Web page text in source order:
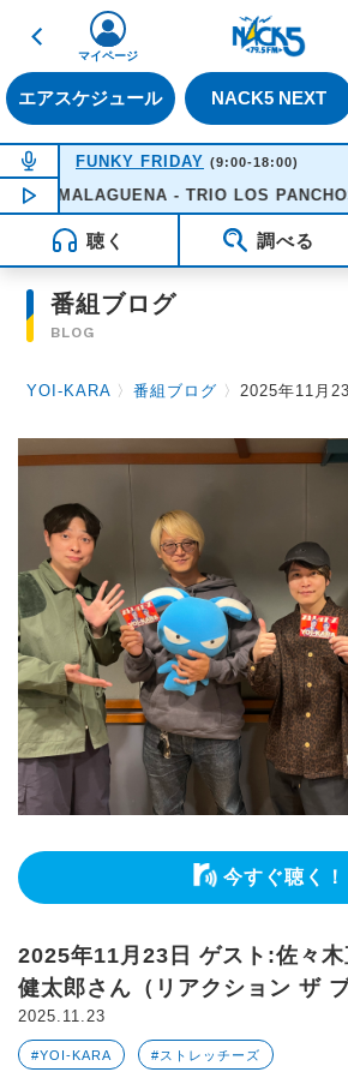
戻る
エアスケジュール NACK5 NEXT
マイページ
NOW ON AIR
FUNKY FRIDAY (9:00-18:00)
NOW PLAYING 11:25
LA MALAGUENA - TRIO LOS PANCHOS
聴く 調べる
番組ブログ
BLOG
YOI-KARA 〉番組ブログ 〉2025年11月23日 ゲスト:佐々木直人
今すぐ聴く！
2025年11月23日 ゲスト:佐々木
健太郎さん（リアクション ザ ブ
2025.11.23
#YOI-KARA #ストレッチーズ